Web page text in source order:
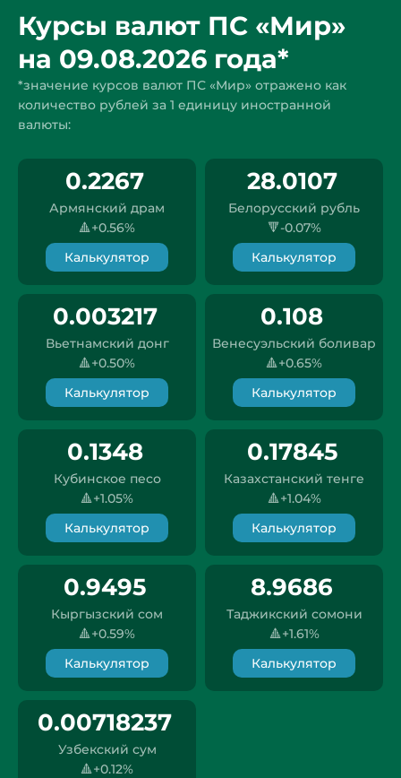
Курсы валют ПС «Мир»
на 09.08.2026 года*
*значение курсов валют ПС «Мир» отражено как
количество рублей за 1 единицу иностранной
валюты:
0.2267
Армянский драм
🔺+0.56%
Калькулятор
28.0107
Белорусский рубль
🔻-0.07%
Калькулятор
0.003217
Вьетнамский донг
🔺+0.50%
Калькулятор
0.108
Венесуэльский боливар
🔺+0.65%
Калькулятор
0.1348
Кубинское песо
🔺+1.05%
Калькулятор
0.17845
Казахстанский тенге
🔺+1.04%
Калькулятор
0.9495
Кыргызский сом
🔺+0.59%
Калькулятор
8.9686
Таджикский сомони
🔺+1.61%
Калькулятор
0.00718237
Узбекский сум
🔺+0.12%